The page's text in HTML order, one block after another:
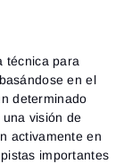
técnica para
en el
determinado
visión de
activamente en
importantes